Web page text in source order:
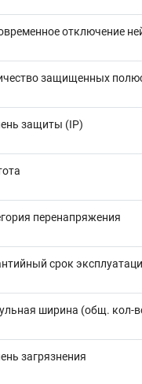
отключение
защищенных
защиты (IP)
перенапряжения
срок
ширина (общ. кол-
загрязнения